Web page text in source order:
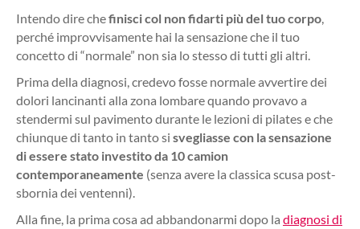
Intendo dire chefinisci col non fidarti più del tuo corpo,
perché improvvisamente hai la sensazione che il tuo
concetto di “normale” non sia lo stesso di tutti gli altri.
Prima della diagnosi, credevo fosse normale avvertire dei
dolori lancinanti alla zona lombare quando provavo a
stendermi sul pavimento durante le lezioni di pilates e che
chiunque di tanto in tanto si svegliasse con la sensazione
di essere stato investito da 10 camion
contemporaneamente (senza avere la classica scusa post-
sbornia dei ventenni).
Alla fine, la prima cosa ad abbandonarmi dopo la diagnosi di